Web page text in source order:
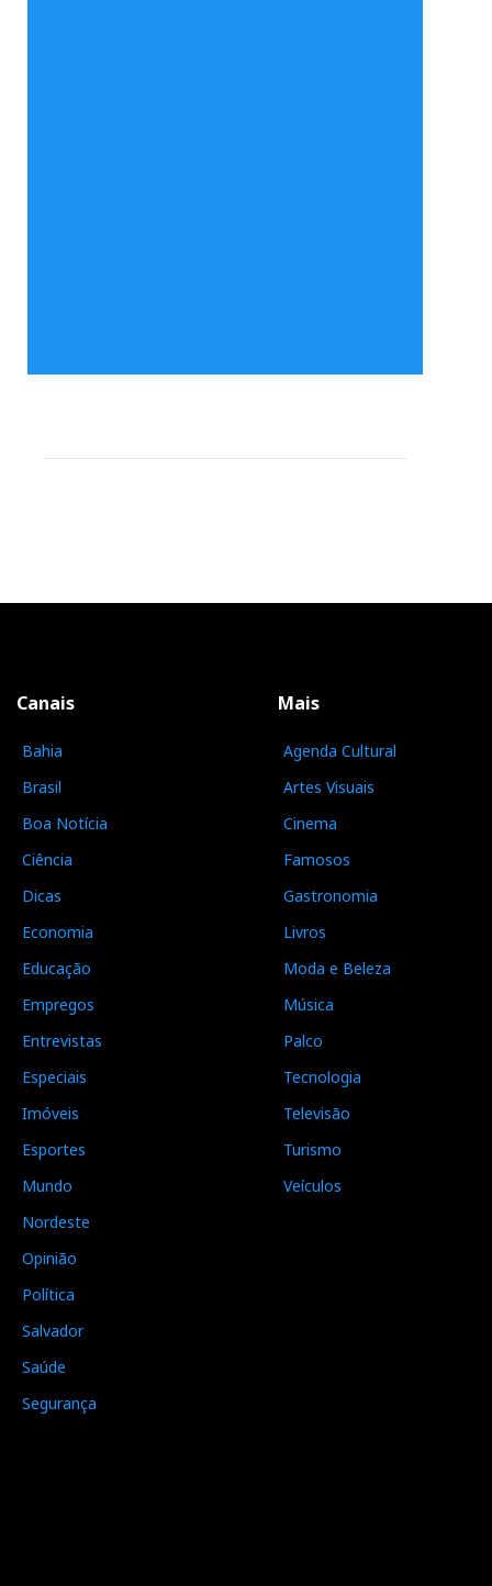
Canais
Bahia
Brasil
Boa Notícia
Ciência
Dicas
Economia
Educação
Empregos
Entrevistas
Especiais
Imóveis
Esportes
Mundo
Nordeste
Opinião
Política
Salvador
Saúde
Segurança
Mais
Agenda Cultural
Artes Visuais
Cinema
Famosos
Gastronomia
Livros
Moda e Beleza
Música
Palco
Tecnologia
Televisão
Turismo
Veículos